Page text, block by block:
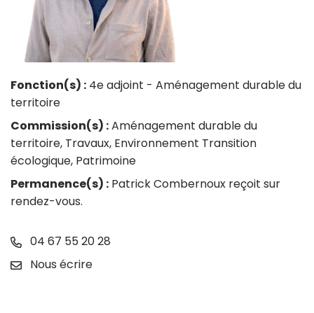
Fonction(s) : 4e adjoint - Aménagement durable du
territoire
Commission(s) :Aménagement durable du
territoire, Travaux, Environnement Transition
écologique, Patrimoine
Permanence(s) : Patrick Combernoux reçoit sur
rendez-vous.
Numéro de téléphone
04 67 55 20 28
E-mail
Nous écrire